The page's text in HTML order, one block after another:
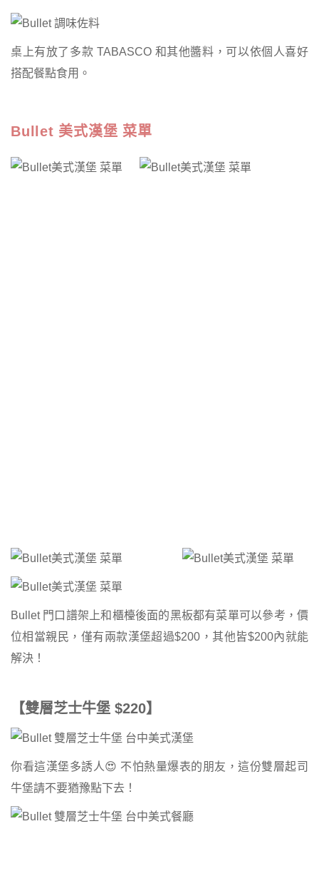
桌上有放了多款 TABASCO 和其他醬料，可以依個人喜好
搭配餐點食用。
Bullet 美式漢堡 菜單
Bullet 門口譜架上和櫃檯後面的黑板都有菜單可以參考，價
位相當親民，僅有兩款漢堡超過$200，其他皆$200內就能
解決！
【雙層芝士牛堡 $220】
你看這漢堡多誘人😍 不怕熱量爆表的朋友，這份雙層起司
牛堡請不要猶豫點下去！